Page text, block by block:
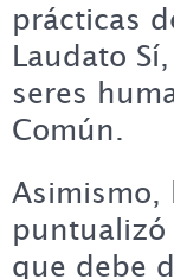
prácticas
Laudato
seres
Común.
Asimismo,
puntualizó
que debe